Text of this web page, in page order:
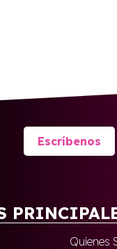
Escríbenos
Quienes